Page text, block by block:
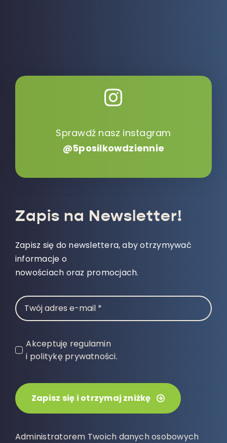
Sprawdź nasz instagram
@5posilkowdziennie
Zapis na Newsletter!
Zapisz się do newslettera, aby otrzymywać
informacje o
nowościach oraz promocjach.
Akceptuję regulamin
i politykę prywatności.
Zapisz się i otrzymaj zniżkę
Administratorem Twoich danych osobowych